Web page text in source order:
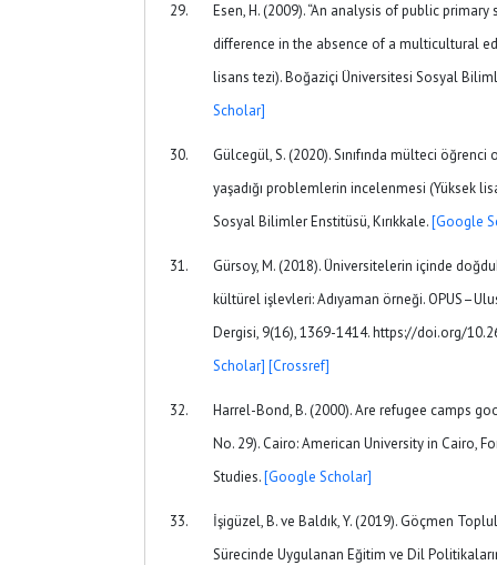
Esen, H. (2009). “An analysis of public
difference in the absence of a multicultural
lisans tezi). Boğaziçi Üniversitesi Sosyal
Scholar]
Gülcegül, S. (2020). Sınıfında mülteci
yaşadığı problemlerin incelenmesi (Yüksek
Sosyal Bilimler Enstitüsü, Kırıkkale.[Google
Gürsoy, M. (2018). Üniversitelerin içinde
kültürel işlevleri: Adıyaman örneği.
Dergisi, 9(16), 1369-1414. https://doi.org/
Scholar] [Crossref]
Harrel-Bond, B. (2000). Are refugee camps
No. 29). Cairo: American University in Cairo,
Studies.[Google Scholar]
İşigüzel, B. ve Baldık, Y. (2019). Göçmen
Sürecinde Uygulanan Eğitim ve Dil